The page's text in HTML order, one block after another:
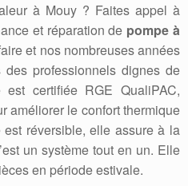
à Mouy ? Faites appel à
et réparation de pompe à
et nos nombreuses années
professionnels dignes de
certifiée RGE QualiPAC,
améliorer le confort thermique
est réversible, elle assure à la
un système tout en un. Elle
en période estivale.